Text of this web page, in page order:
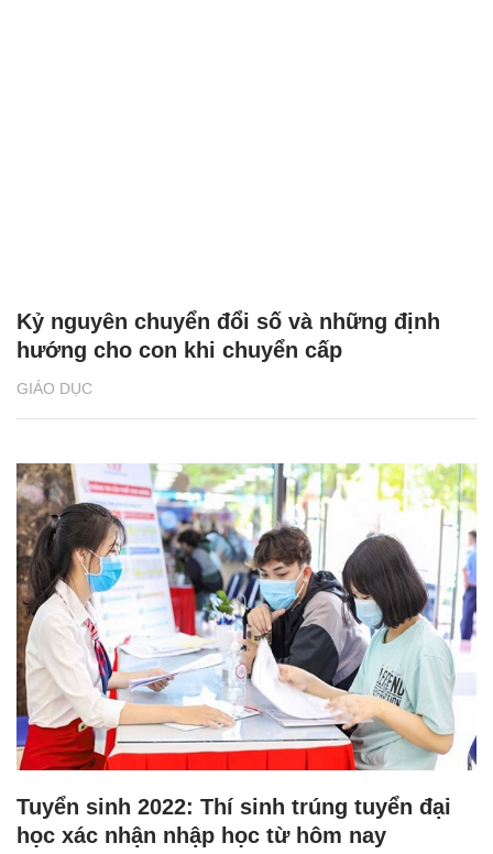
GIÁO DỤC
Kỷ nguyên chuyển đổi số và những định
hướng cho con khi chuyển cấp
Tuyển sinh 2022: Thí sinh trúng tuyển đại
học xác nhận nhập học từ hôm nay